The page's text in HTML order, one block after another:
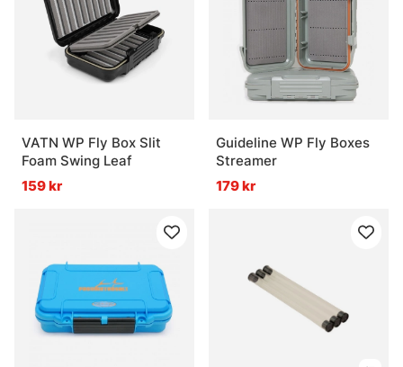
VATN WP Fly Box Slit
Foam Swing Leaf
159 kr
Guideline WP Fly Boxes
Streamer
179 kr